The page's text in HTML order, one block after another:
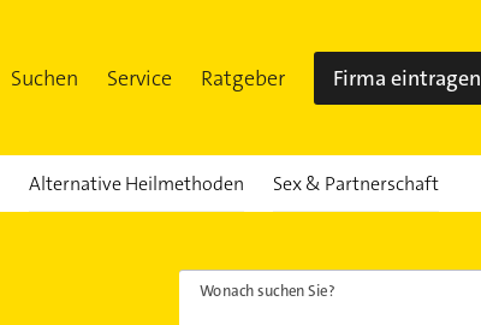
Suchen Service Ratgeber Firma eintragen
Alternative Heilmethoden Sex & Partnerschaft
Wonach suchen Sie?